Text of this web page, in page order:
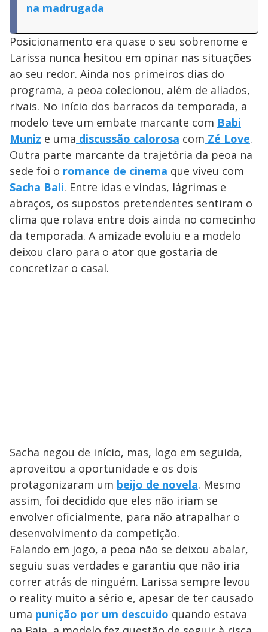
na madrugada
Posicionamento era quase o seu sobrenome e
Larissa nunca hesitou em opinar nas situações
ao seu redor. Ainda nos primeiros dias do
programa, a peoa colecionou, além de aliados,
rivais. No início dos barracos da temporada, a
modelo teve um embate marcante com Babi
Muniz e uma discussão calorosa com Zé Love.
Outra parte marcante da trajetória da peoa na
sede foi o romance de cinema que viveu com
Sacha Bali. Entre idas e vindas, lágrimas e
abraços, os supostos pretendentes sentiram o
clima que rolava entre dois ainda no comecinho
da temporada. A amizade evoluiu e a modelo
deixou claro para o ator que gostaria de
concretizar o casal.
Sacha negou de início, mas, logo em seguida,
aproveitou a oportunidade e os dois
protagonizaram um beijo de novela. Mesmo
assim, foi decidido que eles não iriam se
envolver oficialmente, para não atrapalhar o
desenvolvimento da competição.
Falando em jogo, a peoa não se deixou abalar,
seguiu suas verdades e garantiu que não iria
correr atrás de ninguém. Larissa sempre levou
o reality muito a sério e, apesar de ter causado
uma punição por um descuido quando estava